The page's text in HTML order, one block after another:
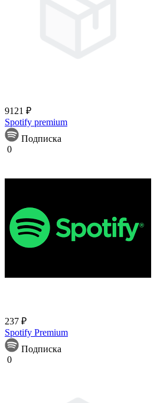
9121 ₽
Spotify premium
Подписка
0
237 ₽
Spotify Premium
Подписка
0